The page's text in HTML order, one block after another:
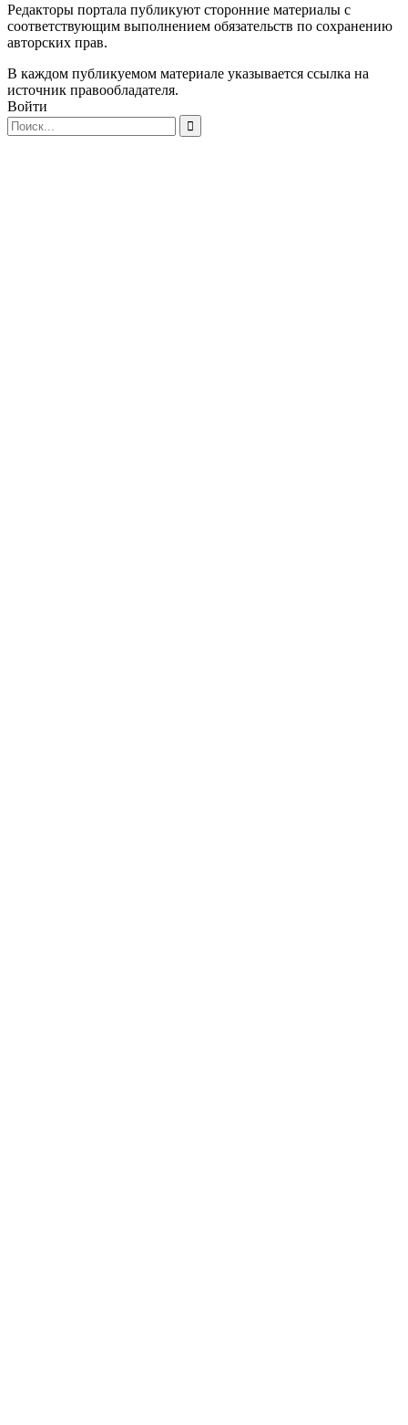
Редакторы портала публикуют сторонние материалы с
соответствующим выполнением обязательств по сохранению
авторских прав.
В каждом публикуемом материале указывается ссылка на
источник правообладателя.
Войти